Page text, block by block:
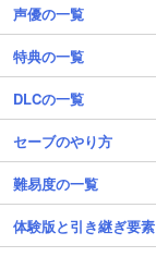
声優の一覧
特典の一覧
DLCの一覧
セーブのやり方
難易度の一覧
体験版と引き継ぎ要素